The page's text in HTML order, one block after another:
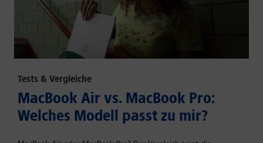
Tests & Vergleiche
MacBook Air vs. MacBook Pro:
Welches Modell passt zu mir?